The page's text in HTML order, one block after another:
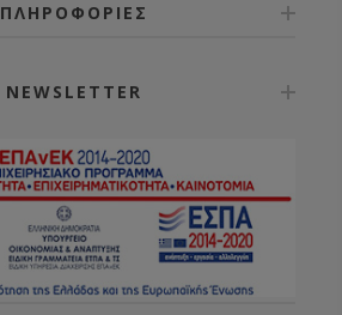
ΠΛΗΡΟΦΟΡΙΕΣ
NEWSLETTER